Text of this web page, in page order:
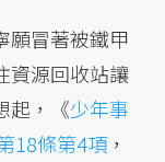
願冒著被鐵甲
資源回收站讓
起，《少年事
18條第4項 ，